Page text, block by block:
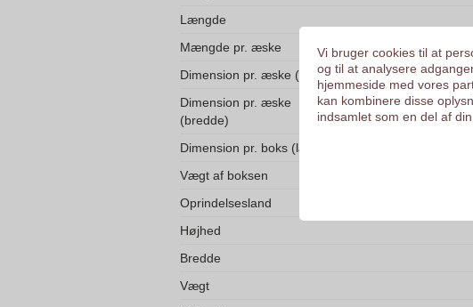
Længde
Mængde pr. æske
Dimension pr. æske (højde)
Dimension pr. æske
(bredde)
Dimension pr. boks (længde)
Vægt af boksen
Oprindelsesland
Højhed
Bredde
Vægt
Vi bruger cookies til at
og til at analysere
hjemmeside med vores
kan kombinere disse
indsamlet som en del af